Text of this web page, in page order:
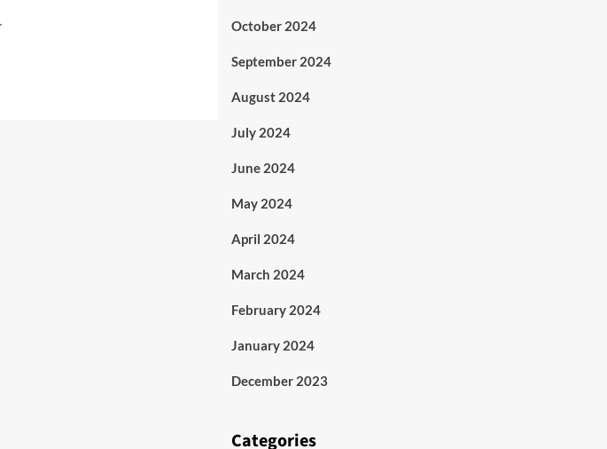
October 2024
September 2024
August 2024
July 2024
June 2024
May 2024
April 2024
March 2024
February 2024
January 2024
December 2023
Categories